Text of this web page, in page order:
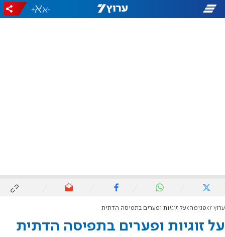
-
+
ערוץ 7 פנימה על זוגיות ופערים בתפיסה הדתית
על זוגיות ופערים בתפיסה הדתית